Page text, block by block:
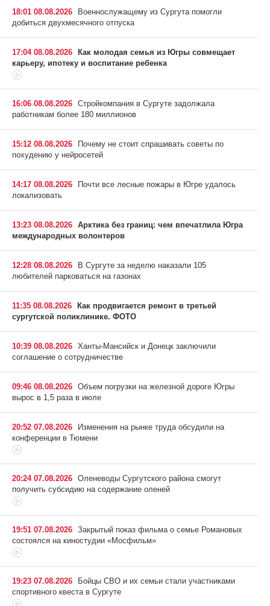
18:01 08.08.2026
Военнослужащему из Сургута помогли
добиться двухмесячного отпуска
17:04 08.08.2026 Как молодая семья из Югры совмещает
карьеру, ипотеку и воспитание ребенка
16:06 08.08.2026 Стройкомпания в Сургуте задолжала
работникам более 180 миллионов
15:12 08.08.2026
Почему не стоит спрашивать советы по
похудению у нейросетей
14:17 08.08.2026
Почти все лесные пожары в Югре удалось
локализовать
13:23 08.08.2026 Арктика без границ: чем впечатлила Югра
международных волонтеров
12:28 08.08.2026
В Сургуте за неделю наказали 105
любителей парковаться на газонах
11:35 08.08.2026 Как продвигается ремонт в третьей
сургутской поликлинике. ФОТО
10:39 08.08.2026 Ханты-Мансийск и Донецк заключили
соглашение о сотрудничестве
09:46 08.08.2026 Объем погрузки на железной дороге Югры
вырос в 1,5 раза в июле
20:52 07.08.2026
Изменения на рынке труда обсудили на
конференции в Тюмени
20:24 07.08.2026 Оленеводы Сургутского района смогут
получить субсидию на содержание оленей
19:51 07.08.2026 Закрытый показ фильма о семье Романовых
состоялся на киностудии «Мосфильм»
19:23 07.08.2026
Бойцы СВО и их семьи стали участниками
спортивного квеста в Сургуте